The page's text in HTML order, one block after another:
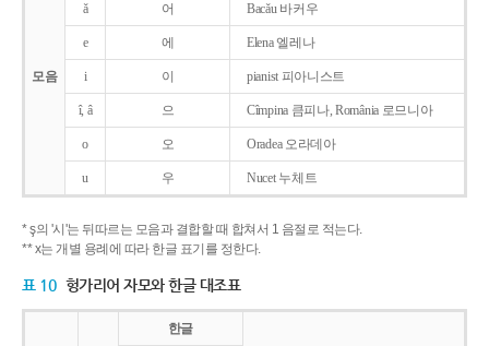
모음
ǎ 어 Bacǎu 바커우
e 에 Elena 엘레나
i 이 pianist 피아니스트
î, â 으 Cîmpina 큼피나, România 로므니아
o 오 Oradea 오라데아
u 우 Nucet 누체트
* ş의 '시'는 뒤따르는 모음과 결합할 때 합쳐서 1 음절로 적는다.
** x는 개별 용례에 따라 한글 표기를 정한다.
표 10 헝가리어 자모와 한글 대조표
한글